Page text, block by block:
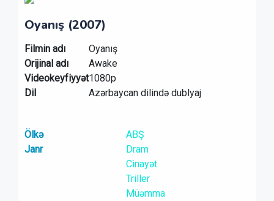
Oyanış (2007)
Filmin adı
Oyanış
Orijinal adı
Awake
Videokeyfiyyət1080p
Dil
Azərbaycan dilində dublyaj
Ölkə
ABŞ
Janr
Dram
Cinayət
Triller
Müəmma